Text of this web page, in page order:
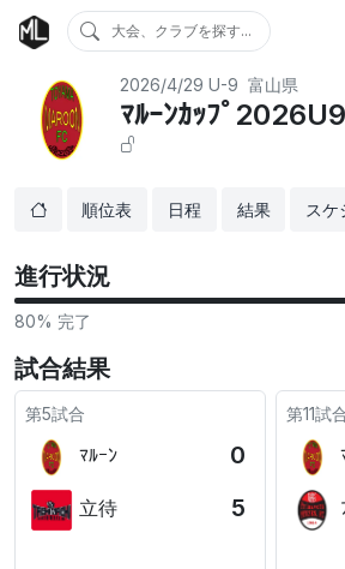
大会、クラブを探す...
2026/4/29 U-9 富山県
ﾏﾙｰﾝｶｯﾌﾟ
順位表 日程 結果 スケ
進行状況
80% 完了
試合結果
第5試合
ﾏﾙｰﾝ 0
立待 5
第11試